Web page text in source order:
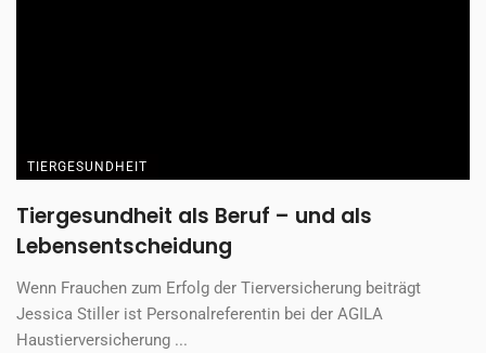
TIERGESUNDHEIT
Tiergesundheit als Beruf – und als
Lebensentscheidung
Wenn Frauchen zum Erfolg der Tierversicherung beiträgt
Jessica Stiller ist Personalreferentin bei der AGILA
Haustierversicherung ...